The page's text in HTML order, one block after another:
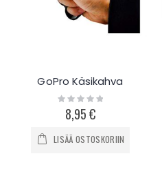
GoPro Käsikahva
Rating:
0%8,95 €
LISÄÄ OSTOSKORIIN